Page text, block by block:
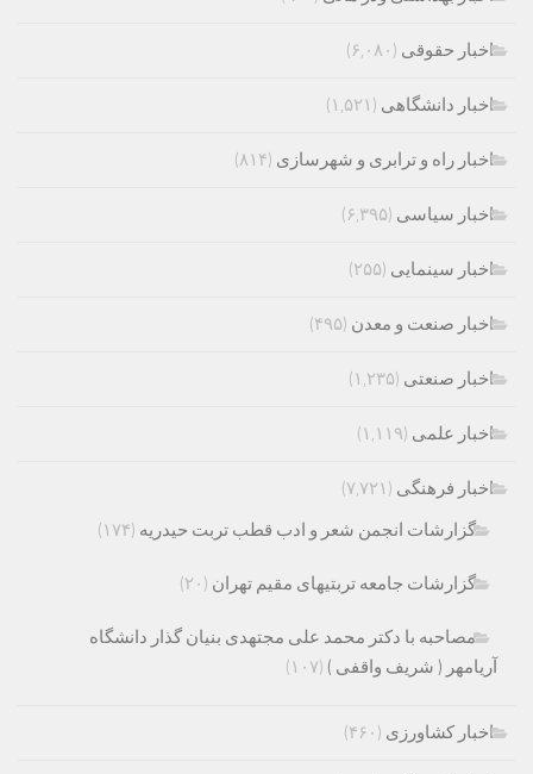
اخبار حقوقی (۶,۰۸۰)
اخبار دانشگاهی (۱,۵۲۱)
اخبار راه و ترابری و شهرسازی (۸۱۴)
اخبار سیاسی (۶,۳۹۵)
اخبار سینمایی (۲۵۵)
اخبار صنعت و معدن (۴۹۵)
اخبار صنعتی (۱,۲۳۵)
اخبار علمی (۱,۱۱۹)
اخبار فرهنگی (۷,۷۲۱)
گزارشات انجمن شعر و ادب قطب تربت حیدریه (۱۷۴)
گزارشات جامعه تربتیهای مقیم تهران (۲۰)
مصاحبه با دکتر محمد علی مجتهدی بنیان گذار دانشگاه
آریامهر ( شریف واقفی ) (۱۰۷)
اخبار کشاورزی (۴۶۰)